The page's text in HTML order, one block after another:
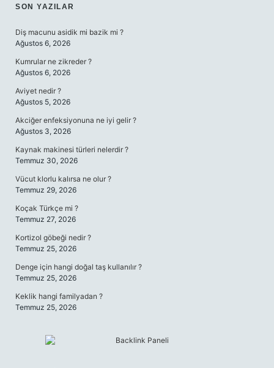
SIDEBAR
SON YAZILAR
Diş macunu asidik mi bazik mi ?
Ağustos 6, 2026
Kumrular ne zikreder ?
Ağustos 6, 2026
Aviyet nedir ?
Ağustos 5, 2026
Akciğer enfeksiyonuna ne iyi gelir ?
Ağustos 3, 2026
Kaynak makinesi türleri nelerdir ?
Temmuz 30, 2026
Vücut klorlu kalırsa ne olur ?
Temmuz 29, 2026
Koçak Türkçe mi ?
Temmuz 27, 2026
Kortizol göbeği nedir ?
Temmuz 25, 2026
Denge için hangi doğal taş kullanılır ?
Temmuz 25, 2026
Keklik hangi familyadan ?
Temmuz 25, 2026